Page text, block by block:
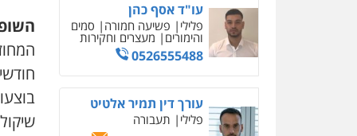
עו"ד אסף כהן
פלילי פשיעה חמורה סמים
והימורים מעצרים וחקירות
0526555488
עורך דין תמיר אלטיט
פלילי תעבורה